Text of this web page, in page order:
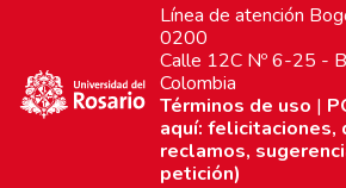
Línea de atención
0200
Calle 12C Nº 6-25 -
Colombia
Términos de uso |
aquí: felicitaciones,
reclamos,
petición)